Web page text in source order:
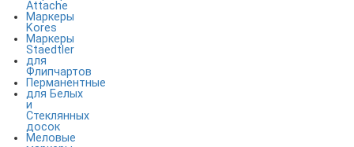
Attache
Маркеры
Kores
Маркеры
Staedtler
для
Флипчартов
Перманентные
для Белых
и
Стеклянных
досок
Меловые